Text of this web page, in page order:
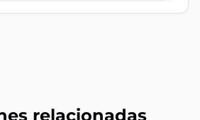
relacionadas